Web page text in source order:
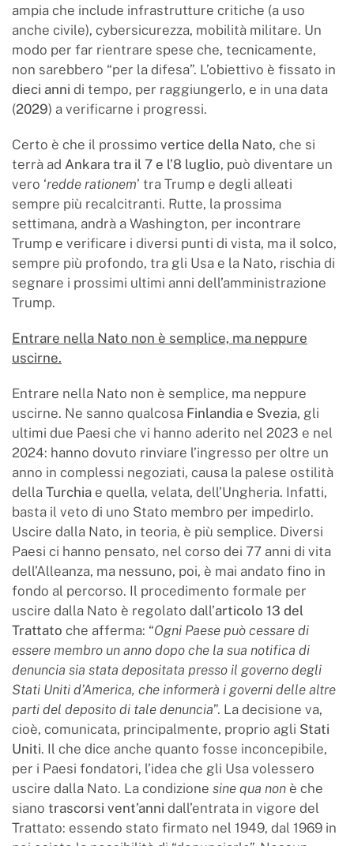
ampia che include infrastrutture critiche (a uso
anche civile), cybersicurezza, mobilità militare. Un
modo per far rientrare spese che, tecnicamente,
non sarebbero “per la difesa”. L’obiettivo è fissato in
dieci anni di tempo, per raggiungerlo, e in una data
(2029) a verificarne i progressi.
Certo è che il prossimo vertice della Nato, che si
terrà ad Ankara tra il 7 e l’8 luglio, può diventare un
vero ‘redde rationem’ tra Trump e degli alleati
sempre più recalcitranti. Rutte, la prossima
settimana, andrà a Washington, per incontrare
Trump e verificare i diversi punti di vista, ma il solco,
sempre più profondo, tra gli Usa e la Nato, rischia di
segnare i prossimi ultimi anni dell’amministrazione
Trump.
Entrare nella Nato non è semplice, ma neppure
uscirne.
Entrare nella Nato non è semplice, ma neppure
uscirne. Ne sanno qualcosa Finlandia e Svezia, gli
ultimi due Paesi che vi hanno aderito nel 2023 e nel
2024: hanno dovuto rinviare l’ingresso per oltre un
anno in complessi negoziati, causa la palese ostilità
della Turchia e quella, velata, dell’Ungheria. Infatti,
basta il veto di uno Stato membro per impedirlo.
Uscire dalla Nato, in teoria, è più semplice. Diversi
Paesi ci hanno pensato, nel corso dei 77 anni di vita
dell’Alleanza, ma nessuno, poi, è mai andato fino in
fondo al percorso. Il procedimento formale per
uscire dalla Nato è regolato dall’articolo 13 del
Trattato che afferma: “Ogni Paese può cessare di
essere membro un anno dopo che la sua notifica di
denuncia sia stata depositata presso il governo degli
Stati Uniti d’America, che informerà i governi delle altre
parti del deposito di tale denuncia”. La decisione va,
cioè, comunicata, principalmente, proprio agli Stati
Uniti. Il che dice anche quanto fosse inconcepibile,
per i Paesi fondatori, l’idea che gli Usa volessero
uscire dalla Nato. La condizione sine qua non è che
siano trascorsi vent’anni dall’entrata in vigore del
Trattato: essendo stato firmato nel 1949, dal 1969 in